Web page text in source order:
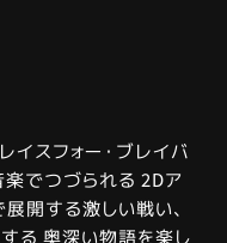
スフォー・ブレイバ
楽でつづられる 2Dア
開する激しい戦い、
る 奥深い物語を楽し